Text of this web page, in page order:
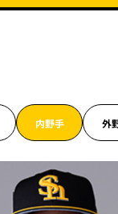
内野手 外